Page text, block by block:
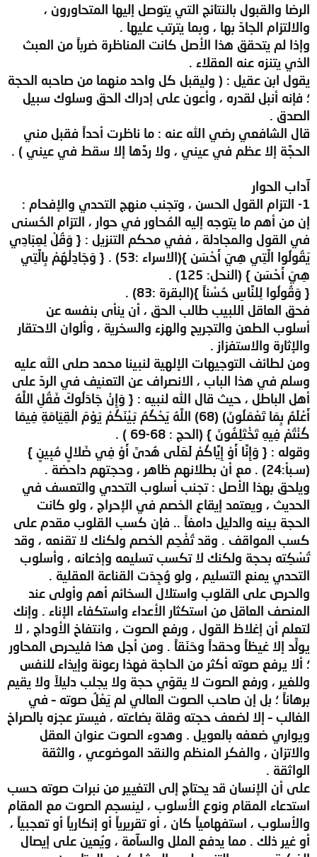
الرضا والقبول بالنتائج التي يتوصل إليها المتحاورون ،
والالتزام الجادّ بها ، وبما يترتب عليها .
وإذا لم يتحقق هذا الأصل كانت المناظرة ضرباً من العبث
الذي يتنزه عنه العقلاء .
يقول ابن عقيل : ( وليقبل كل واحد منهما من صاحبه الحجة
؛ فإنه أنبل لقدره ، وأعون على إدراك الحق وسلوك سبيل
الصدق .
قال الشافعي رضي الله عنه : ما ناظرت أحداً فقبل مني
الحجَّة إلا عظم في عيني ، ولا ردَّها إلا سقط في عيني ) .
آداب الحوار
1- التزام القول الحسن ، وتجنب منهج التحدي والإفحام :
إن من أهم ما يتوجه إليه المُحاور في حوار ، التزام الحُسنى
في القول والمجادلة ، ففي محكم التنزيل : { وَقُلْ لِعِبَادِي
يَقُولُوا الَّتِي هِيَ أَحْسَن }(الاسراء :53) . { وَجَادِلْهُمْ بِالَّتِي
هِيَ أَحْسَن } (النحل: 125) .
{ وَقُولُوا لِلنَّاسِ حُسْناً }(البقرة :83) .
فحق العاقل اللبيب طالب الحق ، أن ينأى بنفسه عن
أسلوب الطعن والتجريح والهزء والسخرية ، وألوان الاحتقار
والإثارة والاستفزاز .
ومن لطائف التوجيهات الإلهية لنبينا محمد صلى الله عليه
وسلم في هذا الباب ، الانصراف عن التعنيف في الردّ على
أهل الباطل ، حيث قال الله لنبيه : { وَإِنْ جَادَلُوكَ فَقُلِ اللَّهُ
أَعْلَمُ بِمَا تَعْمَلُونَ) (68) اللَّهُ يَحْكُمُ بَيْنَكُمْ يَوْمَ الْقِيَامَةِ فِيمَا
كُنْتُمْ فِيهِ تَخْتَلِفُونَ } (الحج : 68-69 ) .
وقوله : { وَإِنَّا أَوْ إِيَّاكُمْ لَعَلَى هُدىً أَوْ فِي ضَلالٍ مُبِينٍ }
(سـبأ:24) . مع أن بطلانهم ظاهر ، وحجتهم داحضة .
ويلحق بهذا الأصل : تجنب أسلوب التحدي والتعسف في
الحديث ، ويعتمد إيقاع الخصم في الإحراج ، ولو كانت
الحجة بينه والدليل دامغاً .. فإن كسب القلوب مقدم على
كسب المواقف . وقد تُفْحِم الخصم ولكنك لا تقنعه ، وقد
تُسْكِته بحجة ولكنك لا تكسب تسليمه وإذعانه ، وأسلوب
التحدي يمنع التسليم ، ولو وُجِدَت القناعة العقلية .
والحرص على القلوب واستلال السخائم أهم وأولى عند
المنصف العاقل من استكثار الأعداء واستكفاء الإناء . وإنك
لتعلم أن إغلاظ القول ، ورفع الصوت ، وانتفاخ الأوداج ، لا
يولِّد إلا غيظاً وحقداً وحَنَقاً . ومن أجل هذا فليحرص المحاور
؛ ألا يرفع صوته أكثر من الحاجة فهذا رعونة وإيذاء للنفس
وللغير ، ورفع الصوت لا يقوّي حجة ولا يجلب دليلاً ولا يقيم
برهاناً ؛ بل إن صاحب الصوت العالي لم يَعْلُ صوته – في
الغالب – إلا لضعف حجته وقلة بضاعته ، فيستر عجزه بالصراخ
ويواري ضعفه بالعويل . وهدوء الصوت عنوان العقل
والاتزان ، والفكر المنظم والنقد الموضوعي ، والثقة
الواثقة .
على أن الإنسان قد يحتاج إلى التغيير من نبرات صوته حسب
استدعاء المقام ونوع الأسلوب ، لينسجم الصوت مع المقام
والأسلوب ، استفهامياً كان ، أو تقريرياً أو إنكارياً أو تعجبياً ،
أو غير ذلك . مما يدفع الملل والسآمة ، ويُعين على إيصال